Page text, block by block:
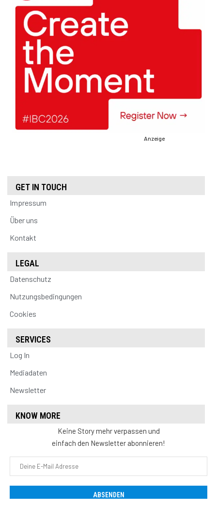
Anzeige
GET IN TOUCH
Impressum
Über uns
Kontakt
LEGAL
Datenschutz
Nutzungsbedingungen
Cookies
SERVICES
Log In
Mediadaten
Newsletter
KNOW MORE
Keine Story mehr verpassen und
einfach den Newsletter abonnieren!